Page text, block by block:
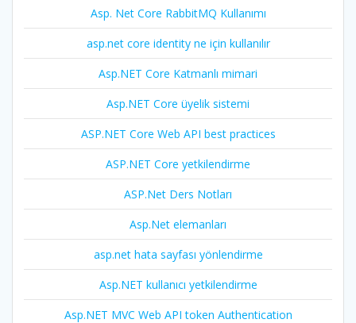
Asp. Net Core RabbitMQ Kullanımı
asp.net core identity ne için kullanılır
Asp.NET Core Katmanlı mimari
Asp.NET Core üyelik sistemi
ASP.NET Core Web API best practices
ASP.NET Core yetkilendirme
ASP.Net Ders Notları
Asp.Net elemanları
asp.net hata sayfası yönlendirme
Asp.NET kullanıcı yetkilendirme
Asp.NET MVC Web API token Authentication